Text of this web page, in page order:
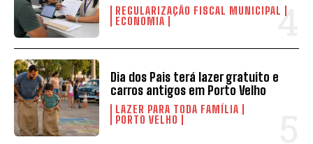
REGULARIZAÇÃO FISCAL MUNICIPAL
ECONOMIA
Dia dos Pais terá lazer gratuito e
carros antigos em Porto Velho
LAZER PARA TODA FAMÍLIA
PORTO VELHO